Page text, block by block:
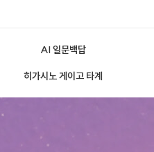
AI 일문백답
히가시노 게이고 타계